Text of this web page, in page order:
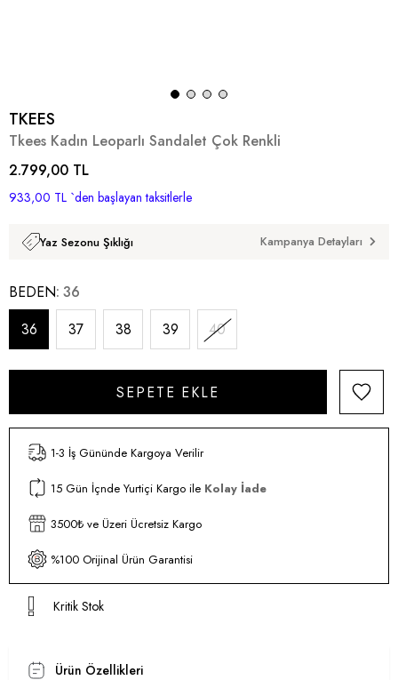
TKEES
Tkees Kadın LeoparIı Sandalet Çok Renkli
2.799,00 TL
933,00 TL `den başlayan taksitlerle
Yaz Sezonu Şıklığı Kampanya Detayları
BEDEN 36
36
37 38 39 40
1-3 İş Gününde Kargoya Verilir
15 Gün İçnde Yurtiçi Kargo ile Kolay İade
3500₺ ve Üzeri Ücretsiz Kargo
%100 Orijinal Ürün Garantisi
Kritik Stok
Ürün Özellikleri